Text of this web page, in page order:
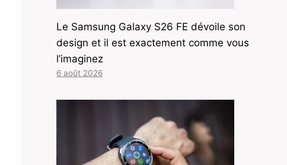
Le Samsung Galaxy S26 FE dévoile son
design et il est exactement comme vous
l’imaginez
6 août 2026